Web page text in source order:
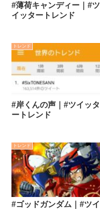
#薄荷キャンディー｜#ツ
イッタートレンド
トレンド
#岸くんの声｜#ツイッタ
ートレンド
トレンド
#ゴッドガンダム｜#ツイ